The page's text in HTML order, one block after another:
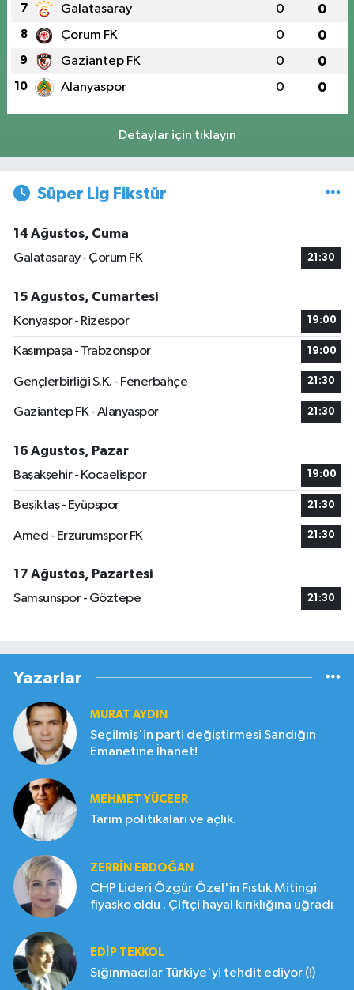
7 Galatasaray 0 0
8 Çorum FK 0 0
9 Gaziantep FK 0 0
10 Alanyaspor 0 0
Detaylar için tıklayın
Süper Lig Fikstür
14 Ağustos, Cuma
Galatasaray - Çorum FK
21:30
15 Ağustos, Cumartesi
Konyaspor - Rizespor
19:00
Kasımpaşa - Trabzonspor 19:00
Gençlerbirliği S.K. - Fenerbahçe 21:30
Gaziantep FK - Alanyaspor 21:30
16 Ağustos, Pazar
Başakşehir - Kocaelispor
19:00
Beşiktaş - Eyüpspor 21:30
Amed - Erzurumspor FK 21:30
17 Ağustos, Pazartesi
Samsunspor - Göztepe
21:30
Yazarlar
MURAT AYDIN
Seçilmiş'in parti değiştirmesi Sandığın
Emanetine İhanet!
MEHMET YÜCEER
Tarım politikaları ve açlık.
ZERRIN ERDOĞAN
CHP Lideri Özgür Özel'in Fıstık Mitingi
fiyasko oldu . Çiftçi hayal kırıklığına uğradı
EDIP TEKKOL
Sığınmacılar Türkiye'yi tehdit ediyor (!)